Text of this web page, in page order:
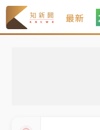
最新